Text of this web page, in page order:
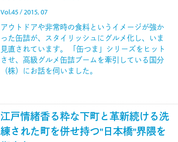
Vol.45 / 2015, 07
アウトドアや非常時の食料というイメージが強か
った缶詰が、スタイリッシュにグルメ化し、いま
見直されています。 「缶つま」シリーズをヒット
させ、高級グルメ缶詰ブームを牽引している国分
（株）にお話を伺いました。
江戸情緒香る粋な下町と革新続ける洗
練された町を併せ持つ"日本橋"界隈を